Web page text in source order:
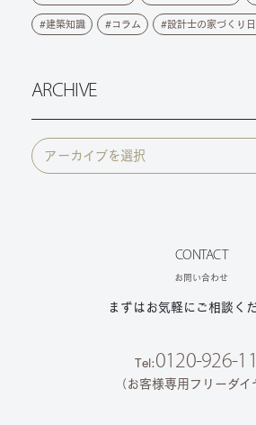
建築知識 コラム 設計士の家づくり
ARCHIVE
CONTACT
お問い合わせ
まずはお気軽にご相談くだ
Tel:0120-926-
（お客様専用フリーダイ